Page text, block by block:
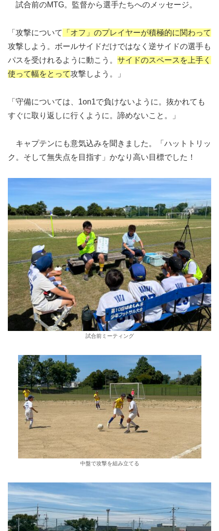
試合前のMTG。監督から選手たちへのメッセージ。
「攻撃について
「オフ」のプレイヤーが積極的に関わって
攻撃しよう。ボールサイドだけではなく逆サイドの選手も
パスを受けれるように動こう。 サイドのスペースを上手く
使って幅をとって攻撃しよう。」
「守備については、1on1で負けないように。抜かれても
すぐに取り返しに行くように。諦めないこと。」
キャプテンにも意気込みを聞きました。「ハットトリッ
ク。そして無失点を目指す」かなり高い目標でした！
試合前ミーティング
中盤で攻撃を組み立てる